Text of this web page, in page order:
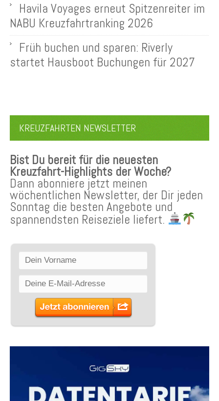
Havila Voyages erneut Spitzenreiter im
NABU Kreuzfahrtranking 2026
Früh buchen und sparen: Riverly
startet Hausboot Buchungen für 2027
KREUZFAHRTEN NEWSLETTER
Bist Du bereit für die neuesten
Kreuzfahrt-Highlights der Woche?
Dann abonniere jetzt meinen
wöchentlichen Newsletter, der Dir jeden
Sonntag die besten Angebote und
spannendsten Reiseziele liefert.